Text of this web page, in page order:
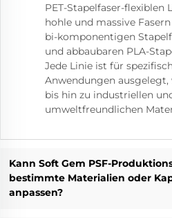
PET-Stapelfaser-flexiblen
hohle und massive
bi-komponentigen
und abbaubaren PLA-
Jede Linie ist für
Anwendungen ausgelegt,
bis hin zu industriellen
umweltfreundlichen
Kann Soft Gem PSF-
bestimmte Materialien oder
anpassen?